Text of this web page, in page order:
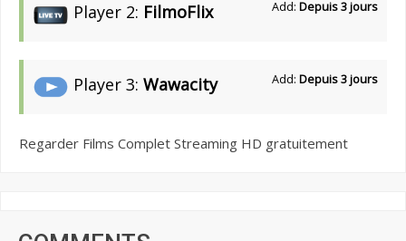
Player 2: FilmoFlix Add: Depuis 3 jours
Player 3: Wawacity Add: Depuis 3 jours
Regarder Films Complet Streaming HD gratuitement